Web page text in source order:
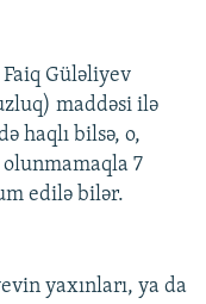
Güləliyev
maddəsi ilə
haqlı bilsə, o,
7
edilə bilər.
yaxınları, ya da